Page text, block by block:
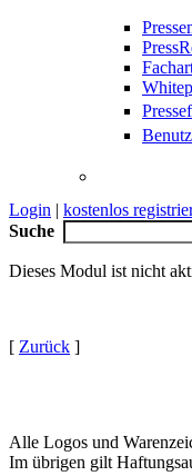
Login | kostenlos
Suche
Dieses Modul ist nicht
[ Zurück ]
Alle Logos und
Im übrigen gilt